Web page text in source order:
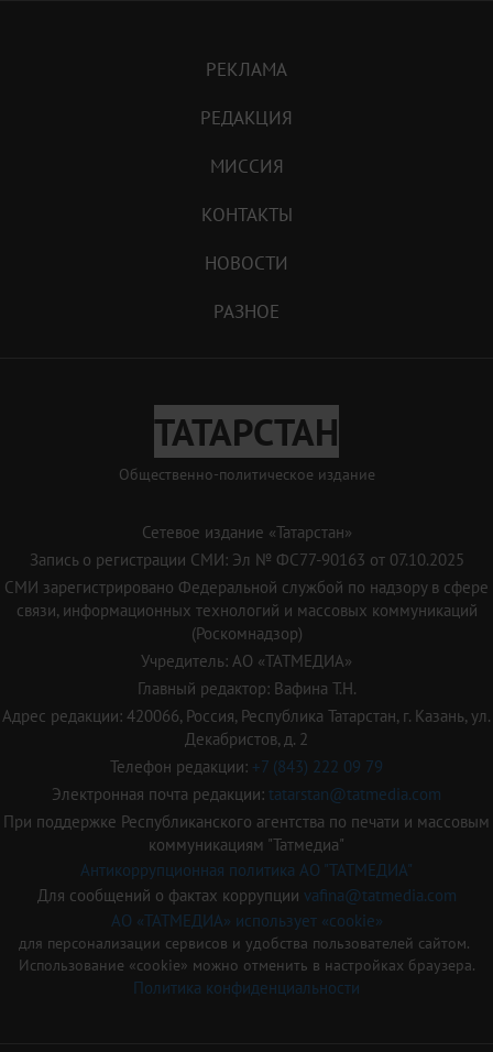
РЕКЛАМА
РЕДАКЦИЯ
МИССИЯ
КОНТАКТЫ
НОВОСТИ
РАЗНОЕ
ТАТАРСТАН
Общественно-политическое издание
Сетевое издание «Татарстан»
Запись о регистрации СМИ: Эл № ФС77-90163 от 07.10.2025
СМИ зарегистрировано Федеральной службой по надзору в сфере
связи, информационных технологий и массовых коммуникаций
(Роскомнадзор)
Учредитель: АО «ТАТМЕДИА»
Главный редактор: Вафина Т.Н.
Адрес редакции: 420066, Россия, Республика Татарстан, г. Казань, ул.
Декабристов, д. 2
Телефон редакции: +7 (843) 222 09 79
Электронная почта редакции: tatarstan@tatmedia.com
При поддержке Республиканского агентства по печати и массовым
коммуникациям "Татмедиа"
Антикоррупционная политика АО "ТАТМЕДИА"
Для сообщений о фактах коррупции vafina@tatmedia.com
АО «ТАТМЕДИА» использует «cookie»
для персонализации сервисов и удобства пользователей сайтом.
Использование «cookie» можно отменить в настройках браузера.
Политика конфиденциальности